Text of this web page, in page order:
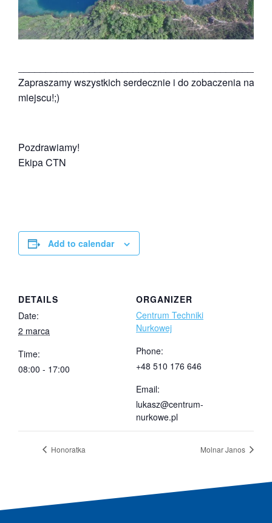
Zapraszamy wszystkich serdecznie i do zobaczenia na
miejscu!;)
Pozdrawiamy!
Ekipa CTN
Add to calendar
DETAILS
Date:
2 marca
Time:
08:00 - 17:00
ORGANIZER
Centrum Techniki
Nurkowej
Phone:
+48 510 176 646
Email:
lukasz@centrum-
nurkowe.pl
Honoratka Molnar Janos